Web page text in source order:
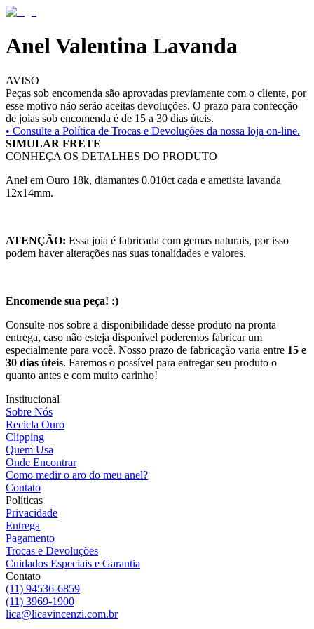
Anel Valentina Lavanda
AVISO
Peças sob encomenda são aprovadas previamente com o cliente, por
esse motivo não serão aceitas devoluções. O prazo para confecção
de joias sob encomenda é de 15 a 30 dias úteis.
• Consulte a Política de Trocas e Devoluções da nossa loja on-line.
SIMULAR FRETE
CONHEÇA OS DETALHES DO PRODUTO
Anel em Ouro 18k, diamantes 0.010ct cada e ametista lavanda
12x14mm.
ATENÇÃO: Essa joia é fabricada com gemas naturais, por isso
podem haver alterações nas suas tonalidades e valores.
Encomende sua peça! :)
Consulte-nos sobre a disponibilidade desse produto na pronta
entrega, caso não esteja disponível poderemos fabricar um
especialmente para você. Nosso prazo de fabricação varia entre 15 e
30 dias úteis. Faremos o possível para entregar seu produto o
quanto antes e com muito carinho!
Institucional
Sobre Nós
Recicla Ouro
Clipping
Quem Usa
Onde Encontrar
Como medir o aro do meu anel?
Contato
Políticas
Privacidade
Entrega
Pagamento
Trocas e Devoluções
Cuidados Especiais e Garantia
Contato
(11) 94536-6859
(11) 3969-1900
lica@licavincenzi.com.br